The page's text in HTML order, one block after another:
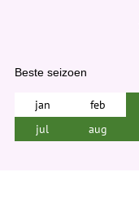
Beste seizoen
jan feb
jul
aug